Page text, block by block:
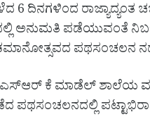
6 ದಿನಗಳಿಂದ ರಾಜ್ಯಾದ್ಯಂತ
ಅನುಮತಿ ಪಡೆಯುವಂತೆ
ಪಥಸಂಚಲನ
ಎಸ್ಆರ್ ಕೆ ಮಾಡೆಲ್ ಶಾಲೆಯ
ಪಥಸಂಚಲನದಲ್ಲಿ